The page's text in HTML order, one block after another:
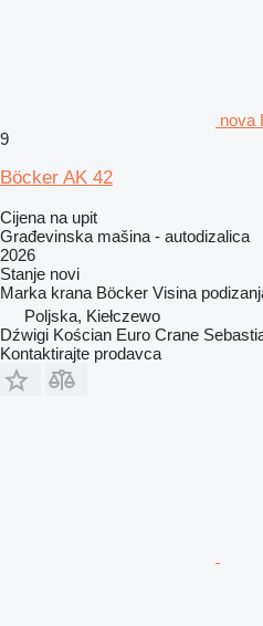
nova
9
Böcker AK 42
Cijena na upit
Građevinska mašina - autodizalica
2026
Stanje novi
Marka krana Böcker Visina
Poljska, Kiełczewo
Dźwigi Kościan Euro Crane
Kontaktirajte prodavca